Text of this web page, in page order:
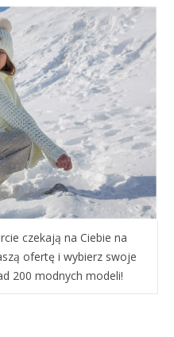
czekają na Ciebie na
ofertę i wybierz swoje
200 modnych modeli!